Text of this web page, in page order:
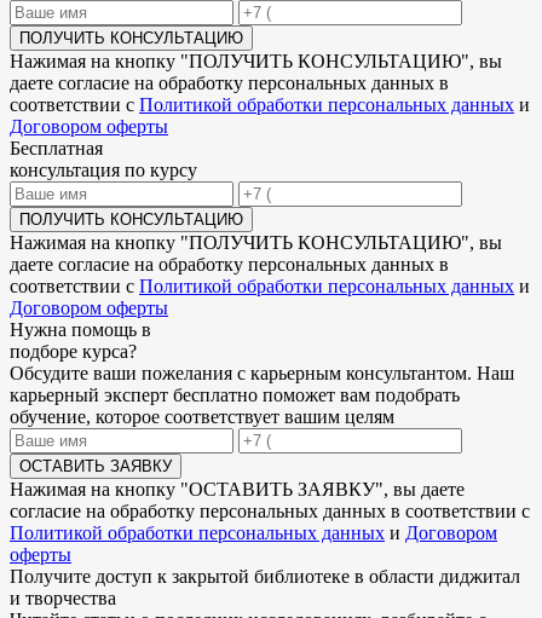
ПОЛУЧИТЬ КОНСУЛЬТАЦИЮ
Нажимая на кнопку "ПОЛУЧИТЬ КОНСУЛЬТАЦИЮ", вы
даете согласие на обработку персональных данных в
соответствии с Политикой обработки персональных данных и
Договором оферты
Бесплатная
консультация по курсу
ПОЛУЧИТЬ КОНСУЛЬТАЦИЮ
Нажимая на кнопку "ПОЛУЧИТЬ КОНСУЛЬТАЦИЮ", вы
даете согласие на обработку персональных данных в
соответствии с Политикой обработки персональных данных и
Договором оферты
Нужна помощь в
подборе курса?
Обсудите ваши пожелания с карьерным консультантом. Наш
карьерный эксперт бесплатно поможет вам подобрать
обучение, которое соответствует вашим целям
ОСТАВИТЬ ЗАЯВКУ
Нажимая на кнопку "ОСТАВИТЬ ЗАЯВКУ", вы даете
согласие на обработку персональных данных в соответствии с
Политикой обработки персональных данных и Договором
оферты
Получите доступ к закрытой библиотеке в области диджитал
и творчества